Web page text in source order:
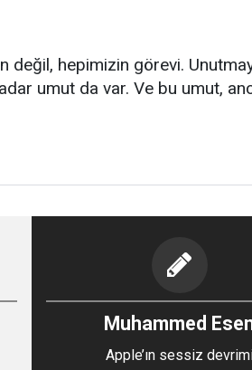
değil, hepimizin görevi.
umut da var. Ve bu umut,
Muhammed
Apple’ın sessiz